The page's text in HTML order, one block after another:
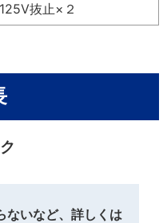
抜止×２
ないなど、詳しくは